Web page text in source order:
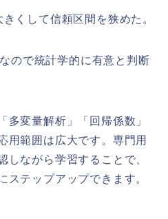
くして信頼区間を狭めた。
ので統計学的に有意と判断
多変量解析」「回帰係数」
用範囲は広大です。専門用
しながら学習することで、
ステップアップできます。